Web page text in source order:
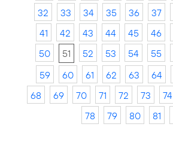
32
33 34 35 36 37
41
42 43 44 45 46
50
51 52 53 54 55
59
60 61 62 63 64
68
69 70 71 72 73 74
78
79 80 81